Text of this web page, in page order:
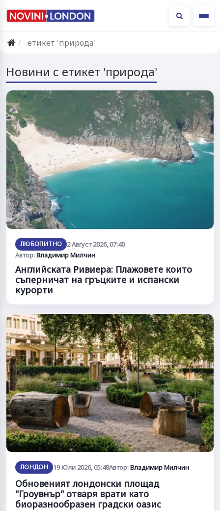
етикет 'природа'
Новини с етикет 'природа'
ЛЮБОПИТНО
2 Август 2026, 07:40
Автор:Владимир Милчин
Английската Ривиера: Плажовете които
съперничат на гръцките и испански
курорти
ЛОНДОН 19 Юли 2026, 05:48Автор:Владимир Милчин
Обновеният лондонски площад
"Гроувнър" отваря врати като
биоразнообразен градски оазис